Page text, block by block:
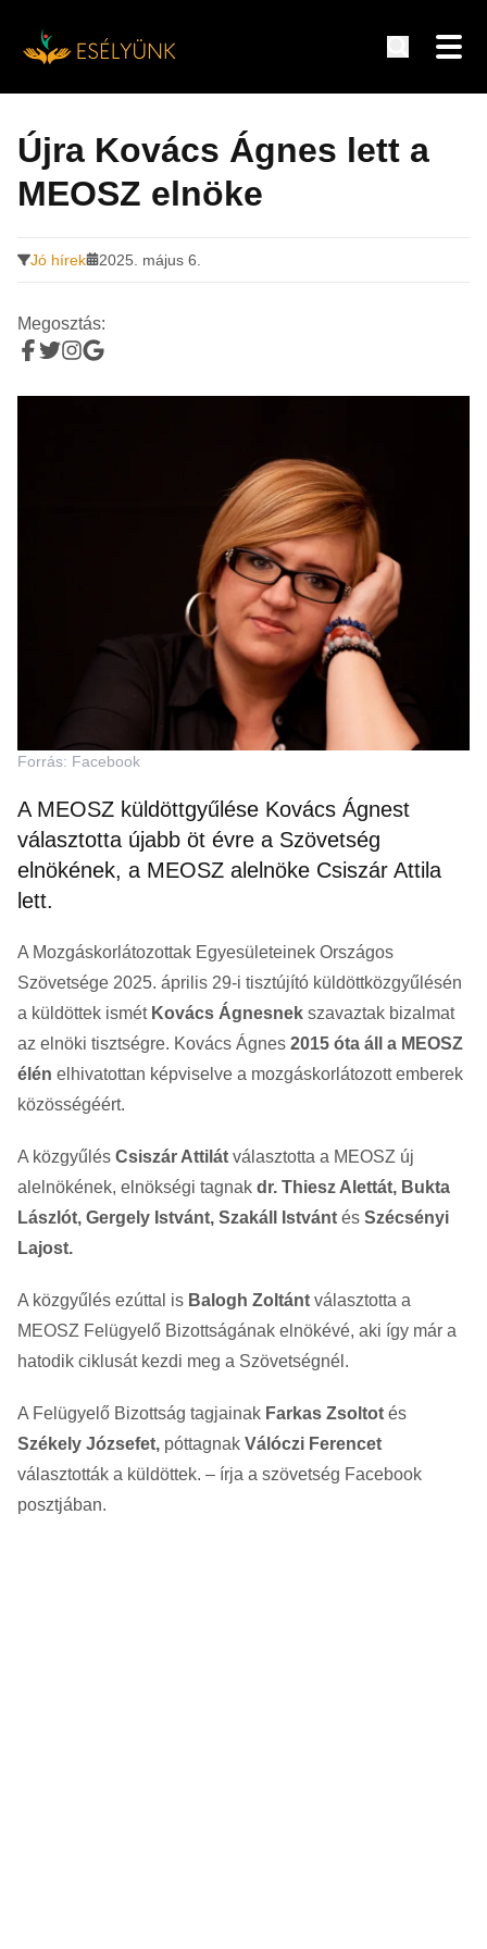
tartalomra
Újra Kovács Ágnes lett a
MEOSZ elnöke
Jó hírek 2025. május 6.
Megosztás:
Forrás: Facebook
A MEOSZ küldöttgyűlése Kovács Ágnest
választotta újabb öt évre a Szövetség
elnökének, a MEOSZ alelnöke Csiszár Attila
lett.
A Mozgáskorlátozottak Egyesületeinek Országos
Szövetsége 2025. április 29-i tisztújító küldöttközgyűlésén
a küldöttek ismét Kovács Ágnesnek szavaztak bizalmat
az elnöki tisztségre. Kovács Ágnes 2015 óta áll a MEOSZ
élén elhivatottan képviselve a mozgáskorlátozott emberek
közösségéért.
A közgyűlés Csiszár Attilát választotta a MEOSZ új
alelnökének, elnökségi tagnak dr. Thiesz Alettát, Bukta
Lászlót, Gergely Istvánt, Szakáll Istvánt és Szécsényi
Lajost.
A közgyűlés ezúttal is Balogh Zoltánt választotta a
MEOSZ Felügyelő Bizottságának elnökévé, aki így már a
hatodik ciklusát kezdi meg a Szövetségnél.
A Felügyelő Bizottság tagjainak Farkas Zsoltot és
Székely Józsefet, póttagnak Válóczi Ferencet
választották a küldöttek. – írja a szövetség Facebook
posztjában.